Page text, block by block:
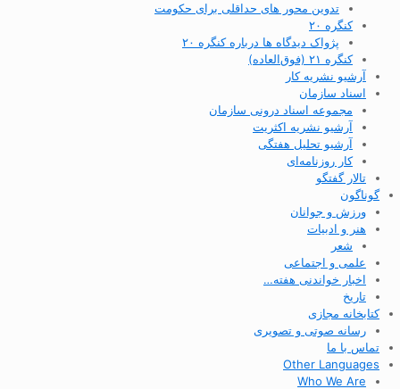
تدوین محور های حداقلی برای حکومت
کنگره ۲۰
پژواک دیدگاه ها درباره کنگره ۲۰
کنگره ۲۱ (فوق‌العاده)
آرشیو نشریه کار
اسناد سازمان
مجموعه اسناد درونی سازمان
آرشیو نشریه اکثریت
آرشیو تحلیل هفتگی
کار روزنامه‌ای
تالار گفتگو
گوناگون
ورزش و جوانان
هنر و ادبیات
شعر
علمی و اجتماعی
اخبار خواندنی هفته…
تاریخ
کتابخانه مجازی
رسانه صوتی و تصویری
تماس با ما
Other Languages
Who We Are